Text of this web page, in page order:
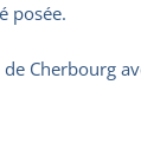
posée.
Cherbourg